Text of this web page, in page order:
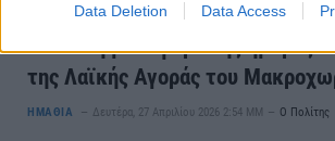
Data Deletion Data Access
Έκτακτη μεταφορά της ημέρας
της Λαϊκής Αγοράς του
ΗΜΑΘΙΑ Δευτέρα, 27 Απριλίου 2026 2:54 ΜΜ Ο Πολίτης